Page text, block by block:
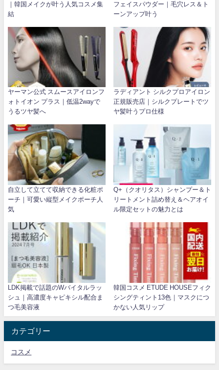
｜韓国メイクが叶う人気コスメ集
結
フェイスパウダー｜毛穴レス＆ト
ーンアップ叶う
ヤーマン公式 スムースアイロンフ
ォトイオン プラス｜低温2wayで
うるツヤ髪へ
ラディアント シルクプロアイロン
正規販売店｜シルクプレートでツ
ヤ髪叶うプロ仕様
自立して立てて収納できる化粧ポ
ーチ｜可愛い縦型メイクポーチ人
気
Q+（クオリタス）シャンプー＆ト
リートメント詰め替え＆ヘアオイ
ル限定セットの魅力とは
LDK掲載で話題のWバイタルラッ
シュ｜高濃度キャピキシル配合ま
つ毛美容液
韓国コスメ ETUDE HOUSEフィク
シングティント13色｜マスクにつ
かない人気リップ
カテゴリー
コスメ